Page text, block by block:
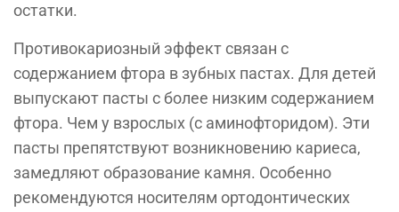
остатки.
Противокариозный эффект связан с
содержанием фтора в зубных пастах. Для детей
выпускают пасты с более низким содержанием
фтора. Чем у взрослых (с аминофторидом). Эти
пасты препятствуют возникновению кариеса,
замедляют образование камня. Особенно
рекомендуются носителям ортодонтических